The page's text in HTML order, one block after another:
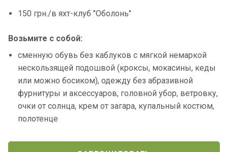
150 грн./в яхт-клуб "Оболонь"
Возьмите с собой:
сменную обувь без каблуков с мягкой немаркой
нескользящей подошвой (кроксы, мокасины, кеды
или можно босиком), одежду без абразивной
фурнитуры и аксессуаров, головной убор, ветровку,
очки от солнца, крем от загара, купальный костюм,
полотенце